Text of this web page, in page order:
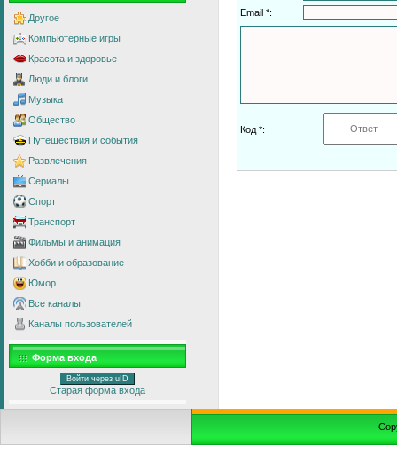
Другое
Компьютерные игры
Красота и здоровье
Люди и блоги
Музыка
Общество
Путешествия и события
Развлечения
Сериалы
Спорт
Транспорт
Фильмы и анимация
Хобби и образование
Юмор
Все каналы
Каналы пользователей
Форма входа
Войти через uID
Старая форма входа
Email *:
Код *: